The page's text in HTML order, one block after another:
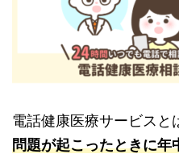
電話健康医療サービスと
問題が起こったときに